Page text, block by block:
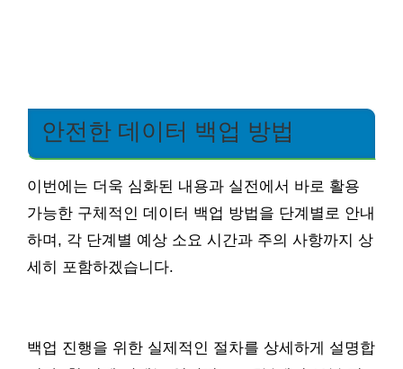
안전한 데이터 백업 방법
이번에는 더욱 심화된 내용과 실전에서 바로 활용
가능한 구체적인 데이터 백업 방법을 단계별로 안내
하며, 각 단계별 예상 소요 시간과 주의 사항까지 상
세히 포함하겠습니다.
백업 진행을 위한 실제적인 절차를 상세하게 설명합